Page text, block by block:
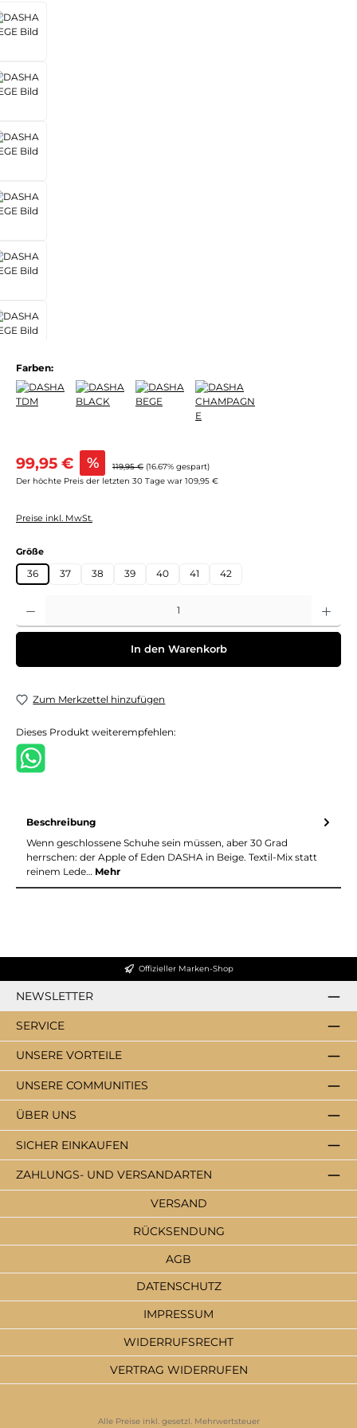
Farben:
Verkaufspreis:
99,95 € % Regulärer Preis:
119,95 € (16.67% gespart)
Der höchte Preis der letzten 30 Tage war 109,95 €
Preise inkl. MwSt.
Größeauswählen
36 37 38 39 40 41 42
In den Warenkorb
Zum Merkzettel hinzufügen
Dieses Produkt weiterempfehlen:
Beschreibung
Wenn geschlossene Schuhe sein müssen, aber 30 Grad
herrschen: der Apple of Eden DASHA in Beige. Textil-Mix statt
reinem Lede… Mehr
Offizieller Marken-Shop
NEWSLETTER
SERVICE
ZAHLUNGS- UND VERSANDARTEN
ÜBER UNS
SICHER EINKAUFEN
UNSERE VORTEILE
UNSERE COMMUNITIES
VERSAND
RÜCKSENDUNG
AGB
DATENSCHUTZ
IMPRESSUM
WIDERRUFSRECHT
VERTRAG WIDERRUFEN
Alle Preise inkl. gesetzl. Mehrwertsteuer